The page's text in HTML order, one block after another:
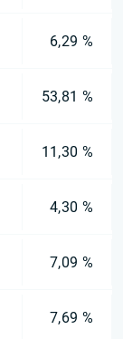
6,29 %
53,81 %
11,30 %
4,30 %
7,09 %
7,69 %